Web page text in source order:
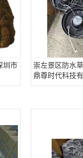
圳市
崇左景区防水
鼎尊时代科技